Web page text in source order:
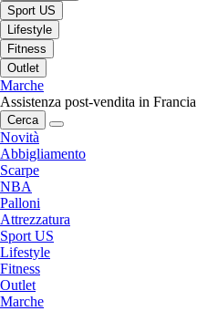
Sport US
Lifestyle
Fitness
Outlet
Marche
Assistenza post-vendita in Francia
Cerca
Novità
Abbigliamento
Scarpe
NBA
Palloni
Attrezzatura
Sport US
Lifestyle
Fitness
Outlet
Marche